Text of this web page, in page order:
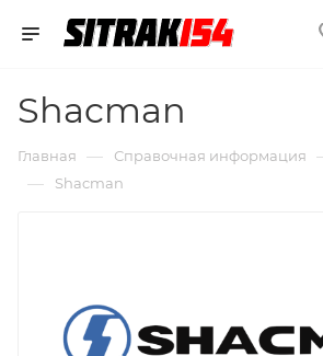
Shacman
Главная — Справочная информация
— Shacman